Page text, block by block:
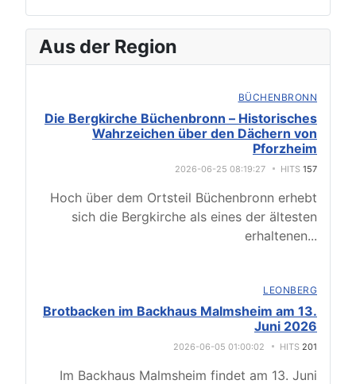
Aus der Region
BÜCHENBRONN
Die Bergkirche Büchenbronn – Historisches
Wahrzeichen über den Dächern von
Pforzheim
2026-06-25 08:19:27 HITS 157
Hoch über dem Ortsteil Büchenbronn erhebt
sich die Bergkirche als eines der ältesten
erhaltenen...
LEONBERG
Brotbacken im Backhaus Malmsheim am 13.
Juni 2026
2026-06-05 01:00:02 HITS 201
Im Backhaus Malmsheim findet am 13. Juni